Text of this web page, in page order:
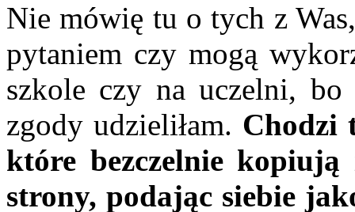
Nie mówię tu o tych z
pytaniem czy mogą
szkole czy na uczelni,
zgody udzieliłam. Chodzi
które bezczelnie
strony, podając siebie